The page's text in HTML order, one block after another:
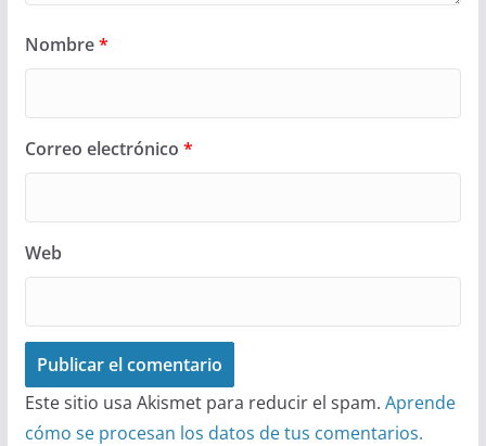
Nombre*
Correo electrónico *
Web
Este sitio usa Akismet para reducir el spam. Aprende
cómo se procesan los datos de tus comentarios.